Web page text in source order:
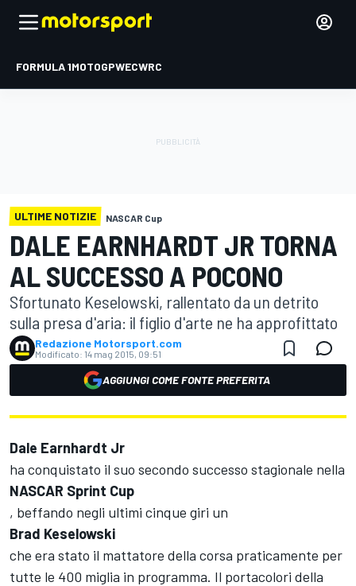
FORMULA 1MOTOGPWECWRC
ULTIME NOTIZIE NASCAR Cup
DALE EARNHARDT JR TORNA
AL SUCCESSO A POCONO
Sfortunato Keselowski, rallentato da un detrito
sulla presa d'aria: il figlio d'arte ne ha approfittato
Redazione Motorsport.com
Modificato: 14 mag 2015, 09:51
AGGIUNGI COME FONTE PREFERITA
Dale Earnhardt Jr
ha conquistato il suo secondo successo stagionale nella
NASCAR Sprint Cup
, beffando negli ultimi cinque giri un
Brad Keselowski
che era stato il mattatore della corsa praticamente per
tutte le 400 miglia in programma. Il portacolori della